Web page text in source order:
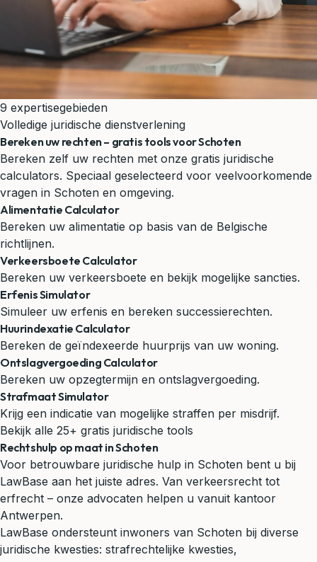
9 expertisegebieden
Volledige juridische dienstverlening
Bereken uw rechten – gratis tools voor Schoten
Bereken zelf uw rechten met onze gratis juridische
calculators. Speciaal geselecteerd voor veelvoorkomende
vragen in Schoten en omgeving.
Alimentatie Calculator
Bereken uw alimentatie op basis van de Belgische
richtlijnen.
Verkeersboete Calculator
Bereken uw verkeersboete en bekijk mogelijke sancties.
Erfenis Simulator
Simuleer uw erfenis en bereken successierechten.
Huurindexatie Calculator
Bereken de geïndexeerde huurprijs van uw woning.
Ontslagvergoeding Calculator
Bereken uw opzegtermijn en ontslagvergoeding.
Strafmaat Simulator
Krijg een indicatie van mogelijke straffen per misdrijf.
Bekijk alle 25+ gratis juridische tools
Rechtshulp op maat in Schoten
Voor betrouwbare juridische hulp in Schoten bent u bij
LawBase aan het juiste adres. Van verkeersrecht tot
erfrecht – onze advocaten helpen u vanuit kantoor
Antwerpen.
LawBase ondersteunt inwoners van Schoten bij diverse
juridische kwesties: strafrechtelijke kwesties,